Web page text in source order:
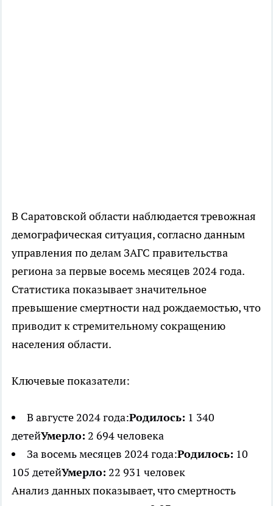
В Саратовской области наблюдается тревожная
демографическая ситуация, согласно данным
управления по делам ЗАГС правительства
региона за первые восемь месяцев 2024 года.
Статистика показывает значительное
превышение смертности над рождаемостью, что
приводит к стремительному сокращению
населения области.
Ключевые показатели:
В августе 2024 года:Родилось: 1 340
детейУмерло: 2 694 человека
За восемь месяцев 2024 года:Родилось: 10
105 детейУмерло: 22 931 человек
Анализ данных показывает, что смертность